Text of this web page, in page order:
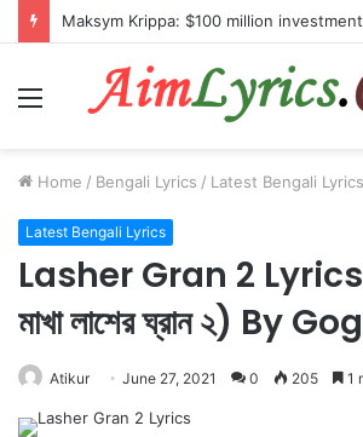
Menu
Home / Bengali Lyrics / Latest Bengali Lyrics
Latest Bengali Lyrics
Lasher Gran 2 Lyrics
মাখা লাশের ঘ্রান ২) By
Atikur June 27, 2021 0 205 1